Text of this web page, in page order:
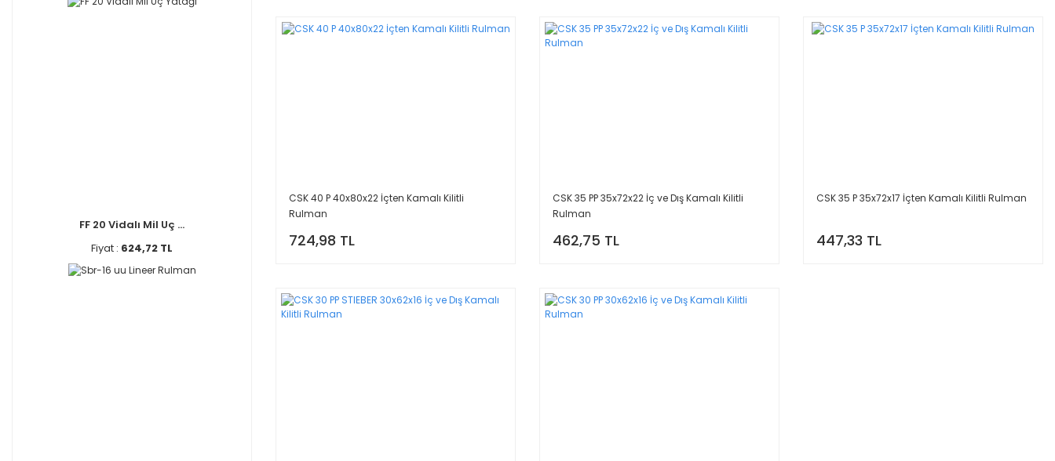
FF 20 Vidalı Mil Uç ...
Fiyat : 624,72 TL
CSK 40 P 40x80x22 İçten Kamalı Kilitli
Rulman
724,98 TL
CSK 35 PP 35x72x22 İç ve Dış Kamalı Kilitli
Rulman
462,75 TL
CSK 35 P 35x72x17 İçten Kamalı Kilitli Rulman
447,33 TL